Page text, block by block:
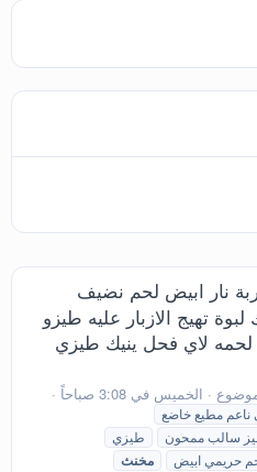
نار ابيض لحم نضيف
تهيج الازبار عليه طيزو
لاي فحل ينيك طيزي
الخميس في 3:08 صباحاً
ناعم مطيع خاضع
سالب ممحون
طيزي
حريمي ابيض مخنث